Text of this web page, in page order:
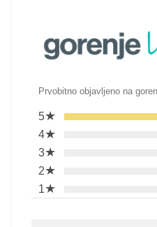
Prvobitno objavljeno na
5★
4★
3★
2★
1★